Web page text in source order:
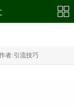
者:引流技巧